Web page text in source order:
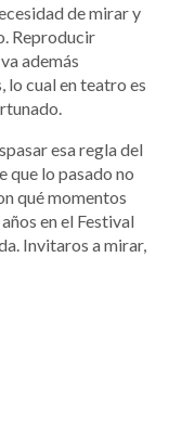
de mirar y
Reproducir
además
lo cual en teatro es
esa regla del
que lo pasado no
qué momentos
en el Festival
Invitaros a mirar,